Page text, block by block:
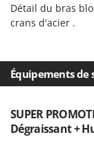
New
Nilfisk
Novatec
NuAir
NuovaFac
Détail du bras
crans d'acier .
Équipements de
SUPER
Dégraissant +